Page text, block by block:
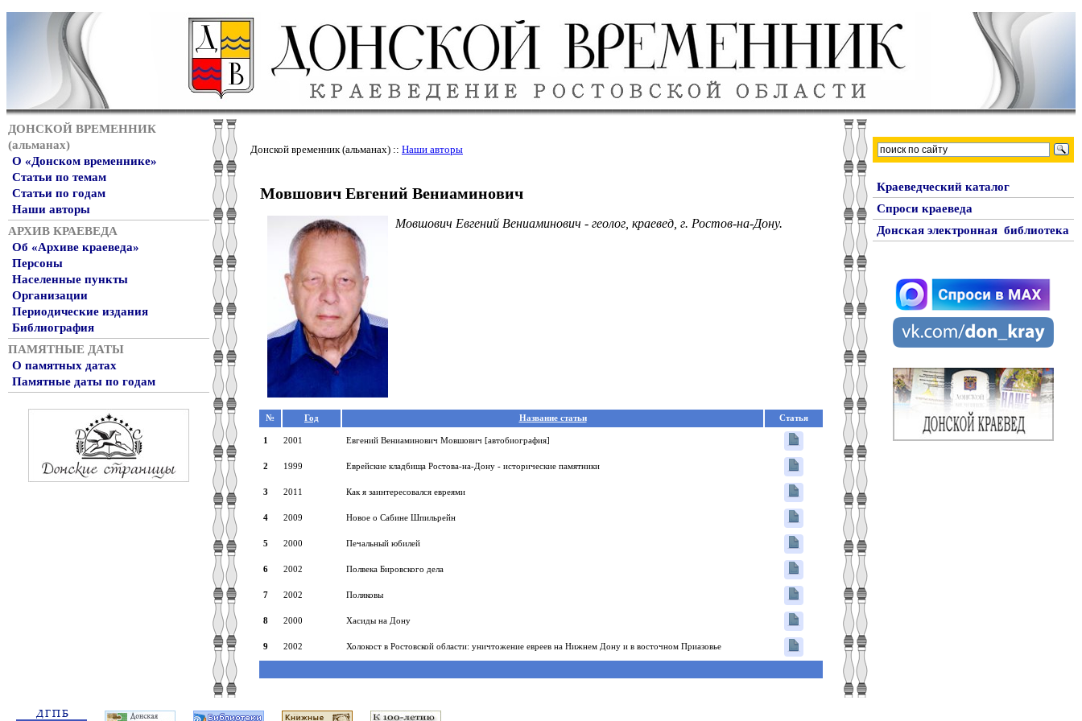
ДОНСКОЙ ВРЕМЕННИК
(альманах)
О «Донском временнике»
Статьи по темам
Статьи по годам
Наши авторы
АРХИВ КРАЕВЕДА
Об «Архиве краеведа»
Персоны
Населенные пункты
Организации
Периодические издания
Библиография
ПАМЯТНЫЕ ДАТЫ
О памятных датах
Памятные даты по годам
Донской временник (альманах) :: Наши авторы
Мовшович Евгений Вениаминович
Мовшович Евгений Вениаминович - геолог, краевед, г. Ростов-на-Дону.
№ Год Название статьи Статья
1 2001 Евгений Вениаминович Мовшович [автобиография]
2 1999 Еврейские кладбища Ростова-на-Дону - исторические памятники
3 2011 Как я заинтересовался евреями
4 2009 Новое о Сабине Шпильрейн
5 2000 Печальный юбилей
6 2002 Полвека Бировского дела
7 2002 Поляковы
8 2000 Хасиды на Дону
9 2002 Холокост в Ростовской области: уничтожение евреев на Нижнем Дону и в восточном Приазовье
Краеведческий каталог
Спроси краеведа
Донская электронная библиотека